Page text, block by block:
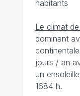
habitants
Le climat
dominant
jours / an
un
1684 h.